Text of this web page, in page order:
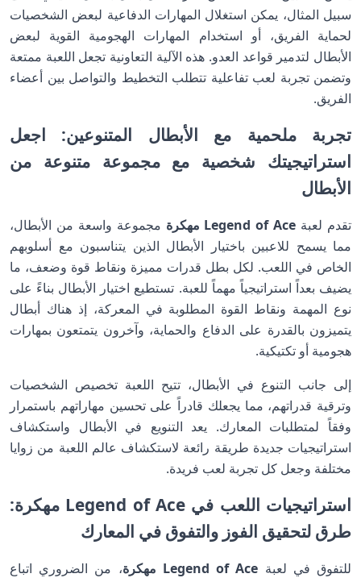
سبيل المثال، يمكن استغلال المهارات الدفاعية لبعض الشخصيات
لحماية الفريق، أو استخدام المهارات الهجومية القوية لبعض
الأبطال لتدمير قواعد العدو. هذه الآلية التعاونية تجعل اللعبة ممتعة
وتضمن تجربة لعب تفاعلية تتطلب التخطيط والتواصل بين أعضاء
الفريق.
تجربة ملحمية مع الأبطال المتنوعين: اجعل
استراتيجيتك شخصية مع مجموعة متنوعة من
الأبطال
تقدم لعبة Legend of Ace مهكرة
مجموعة واسعة من الأبطال،
مما يسمح للاعبين باختيار الأبطال الذين يتناسبون مع أسلوبهم
الخاص في اللعب. لكل بطل قدرات مميزة ونقاط قوة وضعف، ما
يضيف بعداً استراتيجياً مهماً للعبة. تستطيع اختيار الأبطال بناءً على
نوع المهمة ونقاط القوة المطلوبة في المعركة، إذ هناك أبطال
يتميزون بالقدرة على الدفاع والحماية، وآخرون يتمتعون بمهارات
هجومية أو تكتيكية.
إلى جانب التنوع في الأبطال، تتيح اللعبة تخصيص الشخصيات
وترقية قدراتهم، مما يجعلك قادراً على تحسين مهاراتهم باستمرار
وفقاً لمتطلبات المعارك. يعد التنويع في الأبطال واستكشاف
استراتيجيات جديدة طريقة رائعة لاستكشاف عالم اللعبة من زوايا
مختلفة وجعل كل تجربة لعب فريدة.
استراتيجيات اللعب في Legend of Ace مهكرة:
طرق لتحقيق الفوز والتفوق في المعارك
للتفوق في لعبة Legend of Ace مهكرة
، من الضروري اتباع